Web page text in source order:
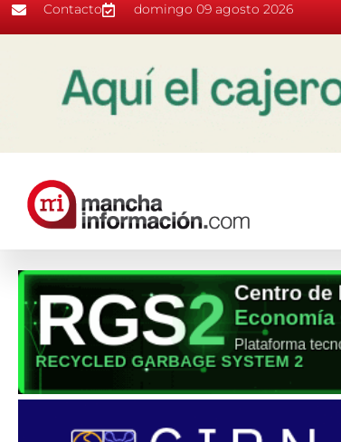
Contacto domingo 09 agosto 2026